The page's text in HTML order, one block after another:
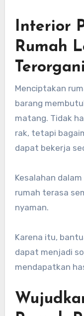
Interior
Rumah
Menciptakan
barang
matang. Tidak
rak, tetapi
dapat bekerja
Kesalahan
rumah terasa
nyaman.
Karena itu,
dapat menjadi
mendapatkan